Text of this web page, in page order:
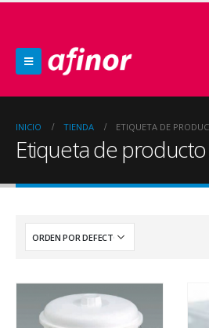
INICIO TIENDA ETIQUETA DE
Etiqueta de